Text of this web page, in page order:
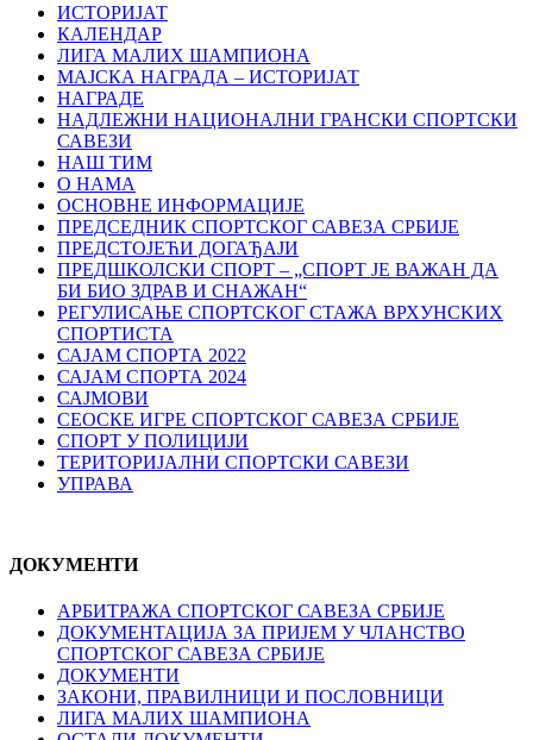
ИСТОРИЈАТ
КАЛЕНДАР
ЛИГА МАЛИХ ШАМПИОНА
МАЈСКА НАГРАДА – ИСТОРИЈАТ
НАГРАДЕ
НАДЛЕЖНИ НАЦИОНАЛНИ ГРАНСКИ СПОРТСКИ
САВЕЗИ
НАШ ТИМ
О НАМА
ОСНОВНЕ ИНФОРМАЦИЈЕ
ПРЕДСЕДНИК СПОРТСКОГ САВЕЗА СРБИЈЕ
ПРЕДСТОЈЕЋИ ДОГАЂАЈИ
ПРЕДШКОЛСКИ СПОРТ – „СПОРТ ЈЕ ВАЖАН ДА
БИ БИО ЗДРАВ И СНАЖАН“
РЕГУЛИСАЊЕ СПОРТСKОГ СТАЖА ВРХУНСKИХ
СПОРТИСТА
САЈАМ СПОРТА 2022
САЈАМ СПОРТА 2024
САЈМОВИ
СЕОСКЕ ИГРЕ СПОРТСКОГ САВЕЗА СРБИЈЕ
СПОРТ У ПОЛИЦИЈИ
ТЕРИТОРИЈАЛНИ СПОРТСКИ САВЕЗИ
УПРАВА
ДОКУМЕНТИ
АРБИТРАЖА СПОРТСКОГ САВЕЗА СРБИЈЕ
ДОКУМЕНТАЦИЈА ЗА ПРИЈЕМ У ЧЛАНСТВО
СПОРТСКОГ САВЕЗА СРБИЈЕ
ДОКУМЕНТИ
ЗАКОНИ, ПРАВИЛНИЦИ И ПОСЛОВНИЦИ
ЛИГА МАЛИХ ШАМПИОНА